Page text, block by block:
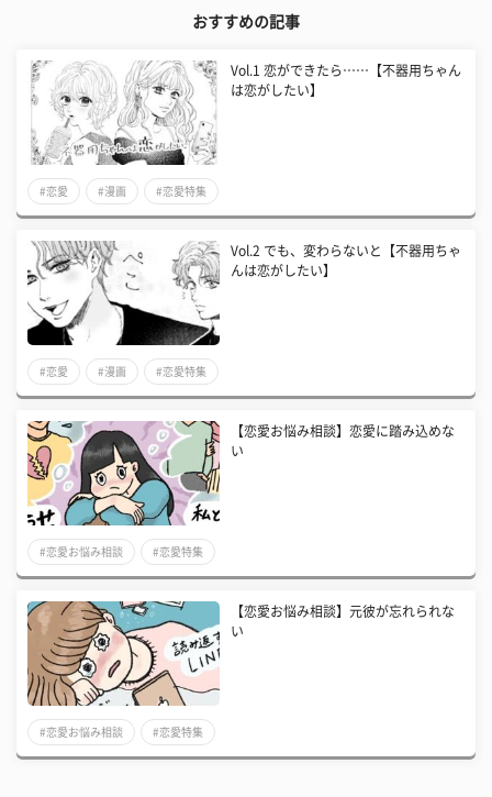
おすすめの記事
Vol.1 恋ができたら……【不器用ちゃん
は恋がしたい】
#恋愛 #漫画 #恋愛特集
Vol.2 でも、変わらないと【不器用ちゃ
んは恋がしたい】
#恋愛 #漫画 #恋愛特集
【恋愛お悩み相談】恋愛に踏み込めな
い
#恋愛お悩み相談 #恋愛特集
【恋愛お悩み相談】元彼が忘れられな
い
#恋愛お悩み相談 #恋愛特集